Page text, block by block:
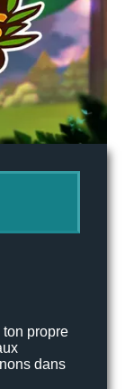
propre
dans